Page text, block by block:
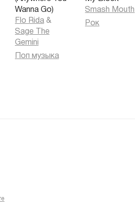
Wanna Go)
Flo Rida &
Sage The
Gemini
Поп музыка
Smash Mouth
Рок